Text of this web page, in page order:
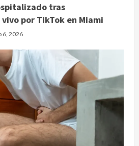
tras
por TikTok en Miami
6, 2026